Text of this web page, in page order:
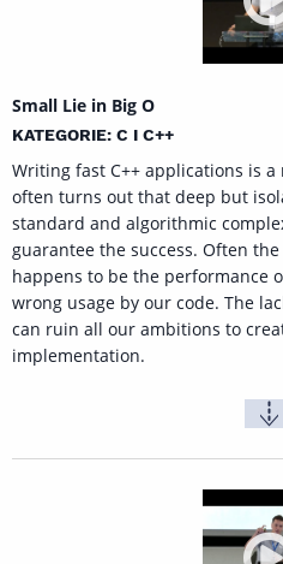
Small Lie in Big O
KATEGORIE: C I C++
Writing fast C++ applications is
often turns out that deep but
standard and algorithmic
guarantee the success. Often
happens to be the performance
wrong usage by our code. The
can ruin all our ambitions to
implementation.